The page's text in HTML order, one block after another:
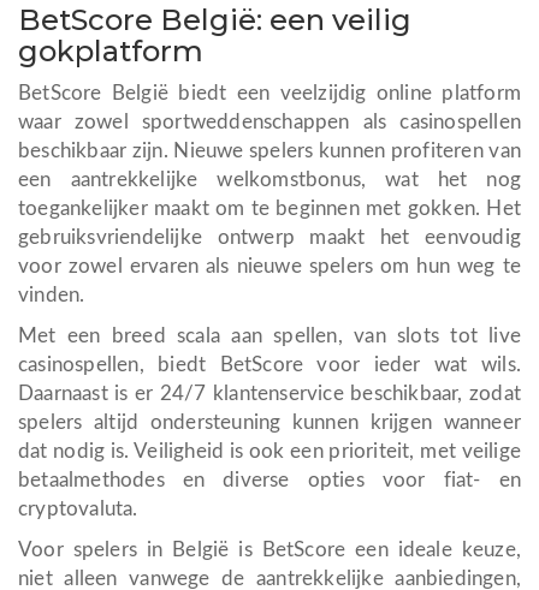
BetScore België: een veilig
gokplatform
BetScore België biedt een veelzijdig online platform
waar zowel sportweddenschappen als casinospellen
beschikbaar zijn. Nieuwe spelers kunnen profiteren van
een aantrekkelijke welkomstbonus, wat het nog
toegankelijker maakt om te beginnen met gokken. Het
gebruiksvriendelijke ontwerp maakt het eenvoudig
voor zowel ervaren als nieuwe spelers om hun weg te
vinden.
Met een breed scala aan spellen, van slots tot live
casinospellen, biedt BetScore voor ieder wat wils.
Daarnaast is er 24/7 klantenservice beschikbaar, zodat
spelers altijd ondersteuning kunnen krijgen wanneer
dat nodig is. Veiligheid is ook een prioriteit, met veilige
betaalmethodes en diverse opties voor fiat- en
cryptovaluta.
Voor spelers in België is BetScore een ideale keuze,
niet alleen vanwege de aantrekkelijke aanbiedingen,